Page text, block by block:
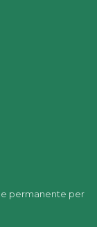
permanente per